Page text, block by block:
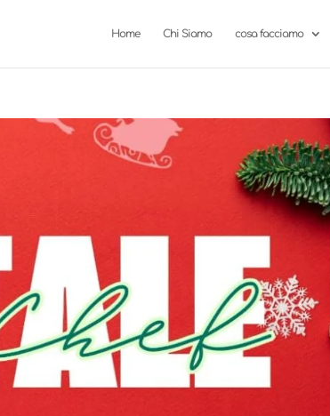
Home Chi Siamo cosa facciamo